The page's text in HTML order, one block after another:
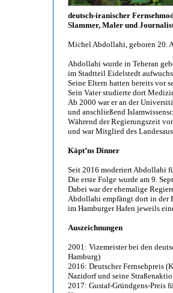
deutsch-iranischer
Slammer, Maler und
Michel Abdollahi, geboren 20.
Abdollahi wurde in Teheran
im Stadtteil Eidelstedt
Seine Eltern hatten bereits vor
Sein Vater studierte dort
Ab 2000 war er an der
und anschließend
Während der Regierungszeit
und war Mitglied des
Käpt’ns Dinner
Seit 2016 moderiert Abdollahi
Die erste Folge wurde am 9.
Dabei war der ehemalige
Abdollahi empfängt dort in der
im Hamburger Hafen jeweils
Auszeichnungen
2001: Vizemeister bei den
Hamburg)
2016: Deutscher Fernsehpreis
Nazidorf und seine
2017: Gustaf-Gründgens-Preis